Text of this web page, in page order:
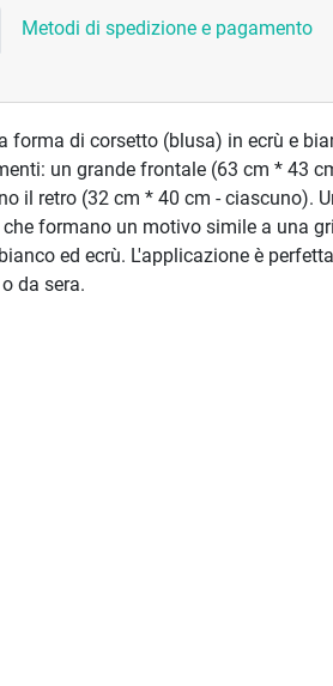
Metodi di spedizione e pagamento
forma di corsetto (blusa) in ecrù e
un grande frontale (63 cm * 43
il retro (32 cm * 40 cm - ciascuno).
formano un motivo simile a una
ed ecrù. L'applicazione è
da sera.